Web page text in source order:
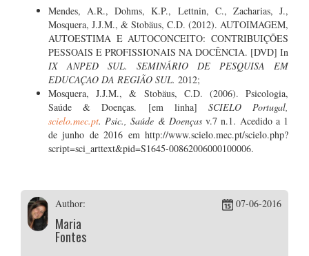
Mendes, A.R., Dohms, K.P., Lettnin, C., Zacharias, J.,
Mosquera, J.J.M., & Stobäus, C.D. (2012). AUTOIMAGEM,
AUTOESTIMA E AUTOCONCEITO: CONTRIBUIÇÕES
PESSOAIS E PROFISSIONAIS NA DOCÊNCIA. [DVD] In
IX ANPED SUL. SEMINÁRIO DE PESQUISA EM
EDUCAÇAO DA REGIÃO SUL. 2012;
Mosquera, J.J.M., & Stobäus, C.D. (2006). Psicologia,
Saúde & Doenças. [em linha] SCIELO Portugal,
scielo.mec.pt. Psic., Saúde & Doençasv.7 n.1. Acedido a 1
de junho de 2016 em http://www.scielo.mec.pt/scielo.php?
script=sci_arttext&pid=S1645-00862006000100006.
Author:
Maria
Fontes
07-06-2016